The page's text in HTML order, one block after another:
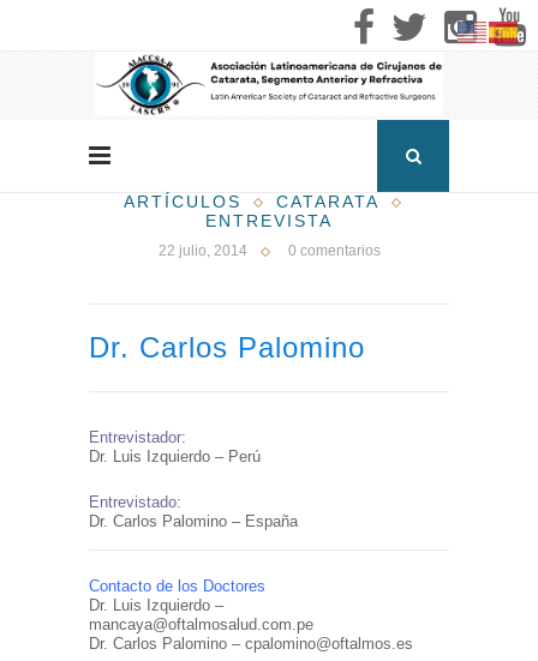
ARTÍCULOS
CATARATA
ENTREVISTA
22 julio, 2014 0 comentarios
Dr. Carlos Palomino
Entrevistador:
Dr. Luis Izquierdo – Perú
Entrevistado:
Dr. Carlos Palomino – España
Contacto de los Doctores
Dr. Luis Izquierdo –
mancaya@oftalmosalud.com.pe
Dr. Carlos Palomino – cpalomino@oftalmos.es